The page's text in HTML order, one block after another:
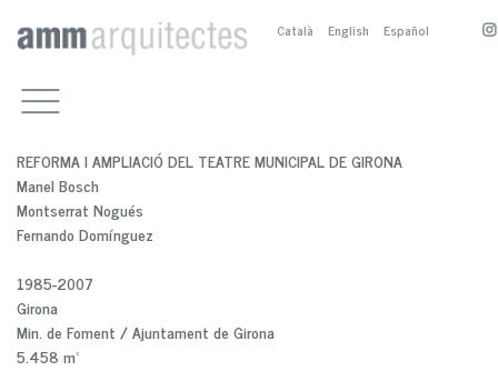
Català English Español
ALTRES EQUIPAMENTS
RESIDENCIALS
ESPAI PÚBLIC
SERVEIS
ALTRES TREBALLS
PRESENTACIÓ
BIOGRAFIA
A. SÁNCHEZ-FORTÚN
M. NOGUÉS
M. BOSCH
COL·LABORADORS
CONCURSOS I PREMIS
PUBLICACIONS
A. SÁNCHEZ-FORTÚN
M. BOSCH
M. NOGUÉS
REFORMA I AMPLIACIÓ DEL TEATRE MUNICIPAL DE GIRONA
Manel Bosch
Montserrat Nogués
Fernando Domínguez
1985-2007
Girona
Min. de Foment / Ajuntament de Girona
5.458 m²